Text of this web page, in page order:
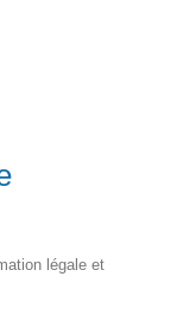
légale et